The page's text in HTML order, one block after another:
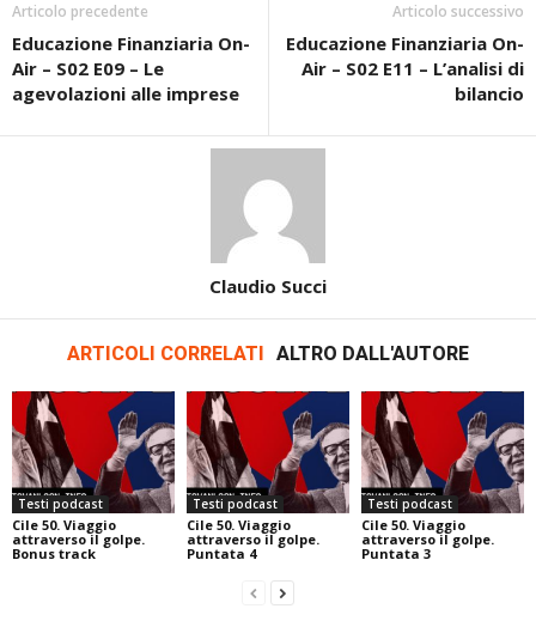
Articolo precedente
Educazione Finanziaria On-
Air – S02 E09 – Le
agevolazioni alle imprese
Articolo successivo
Educazione Finanziaria On-
Air – S02 E11 – L’analisi di
bilancio
Claudio Succi
ARTICOLI CORRELATI ALTRO DALL'AUTORE
Testi podcast
Cile 50. Viaggio
attraverso il golpe.
Bonus track
Testi podcast
Cile 50. Viaggio
attraverso il golpe.
Puntata 4
Testi podcast
Cile 50. Viaggio
attraverso il golpe.
Puntata 3